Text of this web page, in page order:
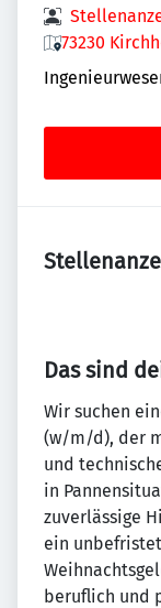
73230
Das sind
Wir suchen
(w/m/d), der
und
in
zuverlässige
ein
beruflich und